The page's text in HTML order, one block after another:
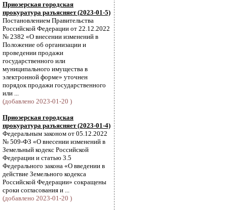
Приозерская городская
прокуратура разъясняет (2023-01-5)
Постановлением Правительства
Российской Федерации от 22.12.2022
№ 2382 «О внесении изменений в
Положение об организации и
проведении продажи
государственного или
муниципального имущества в
электронной форме» уточнен
порядок продажи государственного
или ...
(добавлено 2023-01-20 )
Приозерская городская
прокуратура разъясняет (2023-01-4)
Федеральным законом от 05.12.2022
№ 509-ФЗ «О внесении изменений в
Земельный кодекс Российской
Федерации и статью 3.5
Федерального закона «О введении в
действие Земельного кодекса
Российской Федерации» сокращены
сроки согласования и ...
(добавлено 2023-01-20 )